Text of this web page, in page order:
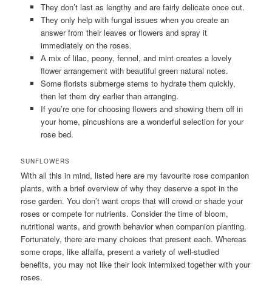
They don’t last as lengthy and are fairly delicate once cut.
They only help with fungal issues when you create an
answer from their leaves or flowers and spray it
immediately on the roses.
A mix of lilac, peony, fennel, and mint creates a lovely
flower arrangement with beautiful green natural notes.
Some florists submerge stems to hydrate them quickly,
then let them dry earlier than arranging.
If you’re one for choosing flowers and showing them off in
your home, pincushions are a wonderful selection for your
rose bed.
SUNFLOWERS
With all this in mind, listed here are my favourite rose companion
plants, with a brief overview of why they deserve a spot in the
rose garden. You don’t want crops that will crowd or shade your
roses or compete for nutrients. Consider the time of bloom,
nutritional wants, and growth behavior when companion planting.
Fortunately, there are many choices that present each. Whereas
some crops, like alfalfa, present a variety of well-studied
benefits, you may not like their look intermixed together with your
roses.